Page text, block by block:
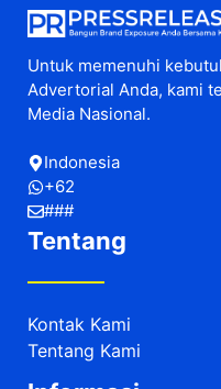
Untuk memenuhi
Advertorial Anda, kami
Media Nasional.
Indonesia
+62
###
Tentang
Kontak Kami
Tentang Kami